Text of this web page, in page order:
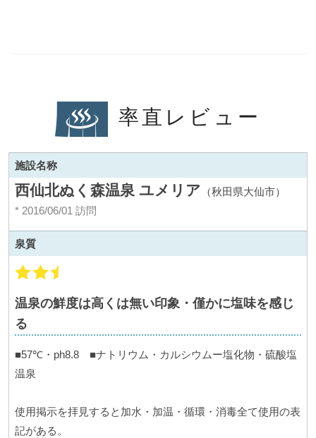
率直レビュー
施設名称
西仙北ぬく森温泉 ユメリア （秋田県大仙市）
* 2016/06/01 訪問
泉質
温泉の鮮度は高くは無い印象・僅かに塩味を感じ
る
■57℃・ph8.8 ■ナトリウム・カルシウムー塩化物・硫酸塩
温泉
使用掲示を拝見すると加水・加温・循環・消毒全て使用の表
記がある。